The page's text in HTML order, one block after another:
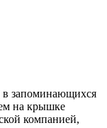
в запоминающихся
на крышке
компанией,